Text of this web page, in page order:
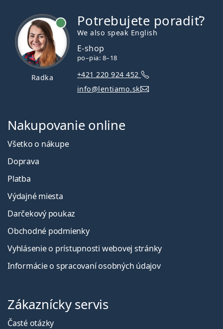
Radka
Potrebujete poradiť?
We also speak English
E-shop
po–pia: 8–18
+421 220 924 452
info@lentiamo.sk
Nakupovanie online
Všetko o nákupe
Doprava
Platba
Výdajné miesta
Darčekový poukaz
Obchodné podmienky
Vyhlásenie o prístupnosti webovej stránky
Informácie o spracovaní osobných údajov
Zákaznícky servis
Časté otázky